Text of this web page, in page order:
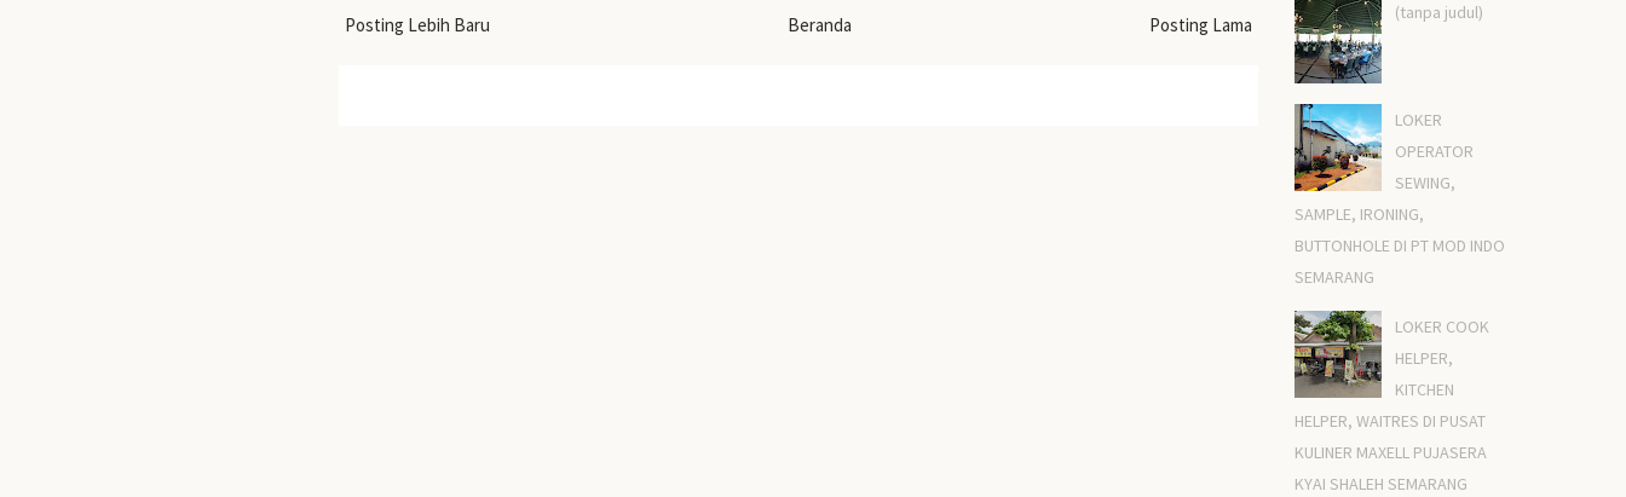
Posting Lebih Baru Posting Lama
Beranda
(tanpa judul)
LOKER
OPERATOR
SEWING,
SAMPLE, IRONING,
BUTTONHOLE DI PT MOD INDO
SEMARANG
LOKER COOK
HELPER,
KITCHEN
HELPER, WAITRES DI PUSAT
KULINER MAXELL PUJASERA
KYAI SHALEH SEMARANG